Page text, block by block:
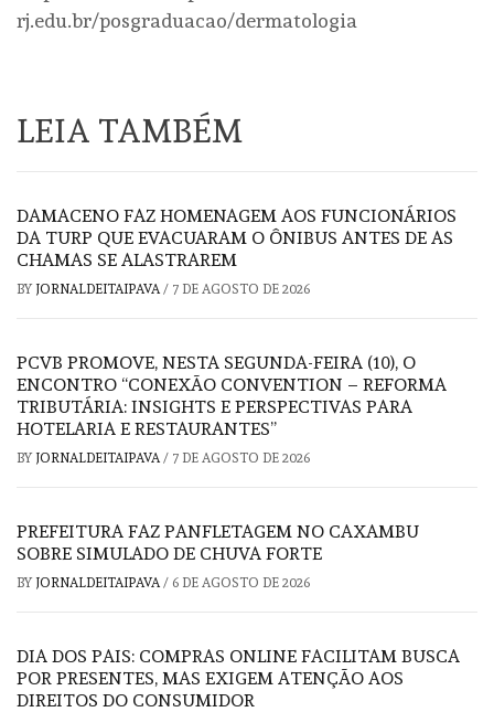
rj.edu.br/posgraduacao/dermatologia
LEIA TAMBÉM
DAMACENO FAZ HOMENAGEM AOS FUNCIONÁRIOS
DA TURP QUE EVACUARAM O ÔNIBUS ANTES DE AS
CHAMAS SE ALASTRAREM
BY JORNALDEITAIPAVA/ 7 DE AGOSTO DE 2026
PCVB PROMOVE, NESTA SEGUNDA-FEIRA (10), O
ENCONTRO “CONEXÃO CONVENTION – REFORMA
TRIBUTÁRIA: INSIGHTS E PERSPECTIVAS PARA
HOTELARIA E RESTAURANTES”
BY JORNALDEITAIPAVA/ 7 DE AGOSTO DE 2026
PREFEITURA FAZ PANFLETAGEM NO CAXAMBU
SOBRE SIMULADO DE CHUVA FORTE
BY JORNALDEITAIPAVA/ 6 DE AGOSTO DE 2026
DIA DOS PAIS: COMPRAS ONLINE FACILITAM BUSCA
POR PRESENTES, MAS EXIGEM ATENÇÃO AOS
DIREITOS DO CONSUMIDOR